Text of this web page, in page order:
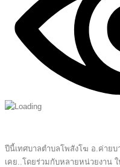
ปีนี้เทศบาลตำบลโพสังโฆ อ.ค่ายบ
เคย..โดยร่วมกับหลายหน่วยงาน